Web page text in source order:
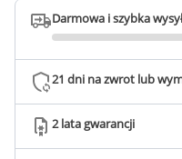
Darmowa i szybka
21 dni na zwrot lub
2 lata gwarancji